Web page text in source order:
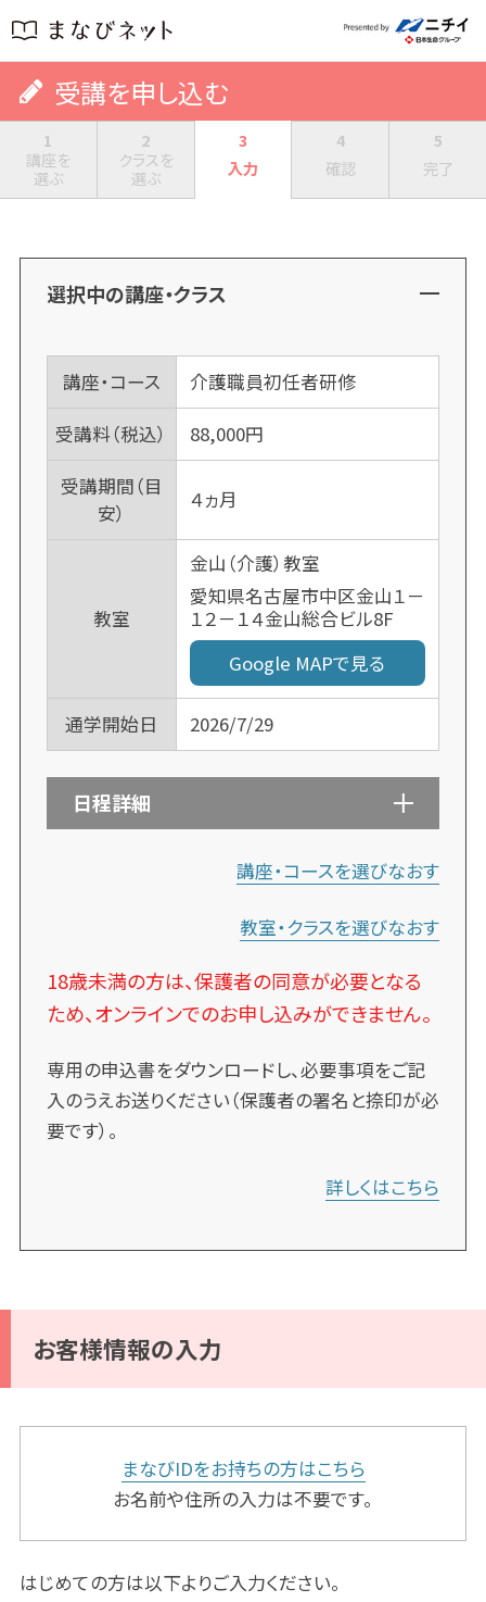
受講を申し込む
1
講座を
選ぶ
2
クラスを
選ぶ
3
入力
4
確認
5
完了
選択中の講座・クラス
講座・コース
介護職員初任者研修
受講料（税込）
88,000円
受講期間（目
安）
４ヵ月
教室
金山（介護）教室
愛知県名古屋市中区金山１－
１２－１４金山総合ビル8F
Google MAPで見る
通学開始日 2026/7/29
日程詳細
講座・コースを選びなおす
教室・クラスを選びなおす
18歳未満の方は、保護者の同意が必要となる
ため、オンラインでのお申し込みができません。
専用の申込書をダウンロードし、必要事項をご記
入のうえお送りください（保護者の署名と捺印が必
要です）。
詳しくはこちら
お客様情報の入力
まなびIDをお持ちの方はこちら
お名前や住所の入力は不要です。
はじめての方は以下よりご入力ください。